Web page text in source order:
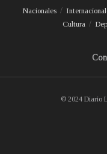
Nacionales
Cultura
© 2024 Diario